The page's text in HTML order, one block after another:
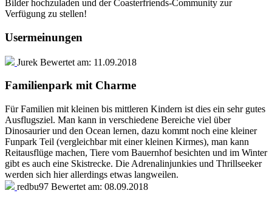
Bilder hochzuladen und der Coasterfriends-Community zur
Verfügung zu stellen!
Usermeinungen
Jurek Bewertet am: 11.09.2018
Familienpark mit Charme
Für Familien mit kleinen bis mittleren Kindern ist dies ein sehr gutes
Ausflugsziel. Man kann in verschiedene Bereiche viel über
Dinosaurier und den Ocean lernen, dazu kommt noch eine kleiner
Funpark Teil (vergleichbar mit einer kleinen Kirmes), man kann
Reitausflüge machen, Tiere vom Bauernhof besichten und im Winter
gibt es auch eine Skistrecke. Die Adrenalinjunkies und Thrillseeker
werden sich hier allerdings etwas langweilen.
redbu97 Bewertet am: 08.09.2018